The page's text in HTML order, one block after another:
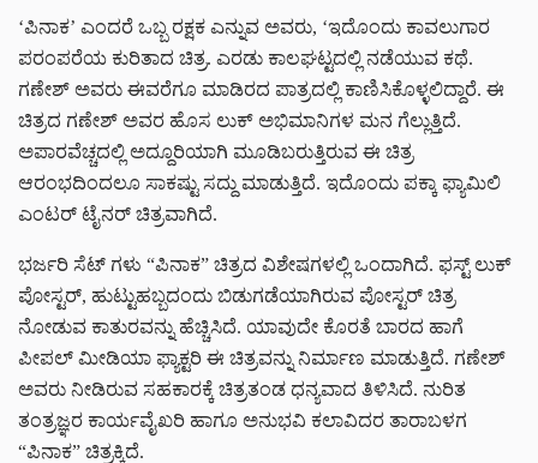
‘ಪಿನಾಕ’ ಎಂದರೆ ಒಬ್ಬ ರಕ್ಷಕ ಎನ್ನುವ ಅವರು, ‘ಇದೊಂದು ಕಾವಲುಗಾರ
ಪರಂಪರೆಯ ಕುರಿತಾದ ಚಿತ್ರ. ಎರಡು ಕಾಲಘಟ್ಟದಲ್ಲಿ ನಡೆಯುವ ಕಥೆ.
ಗಣೇಶ್ ಅವರು ಈವರೆಗೂ ಮಾಡಿರದ ಪಾತ್ರದಲ್ಲಿ ಕಾಣಿಸಿಕೊಳ್ಳಲಿದ್ದಾರೆ. ಈ
ಚಿತ್ರದ ಗಣೇಶ್ ಅವರ ಹೊಸ ಲುಕ್ ಅಭಿಮಾನಿಗಳ ಮನ ಗೆಲ್ಲುತ್ತಿದೆ.
ಅಪಾರವೆಚ್ಚದಲ್ಲಿ ಅದ್ದೂರಿಯಾಗಿ ಮೂಡಿಬರುತ್ತಿರುವ ಈ ಚಿತ್ರ
ಆರಂಭದಿಂದಲೂ ಸಾಕಷ್ಟು ಸದ್ದು ಮಾಡುತ್ತಿದೆ. ಇದೊಂದು ಪಕ್ಕಾ ಫ್ಯಾಮಿಲಿ
ಎಂಟರ್ ಟೈನರ್ ಚಿತ್ರವಾಗಿದೆ.
ಭರ್ಜರಿ ಸೆಟ್ ಗಳು “ಪಿನಾಕ” ಚಿತ್ರದ ವಿಶೇಷಗಳಲ್ಲಿ ಒಂದಾಗಿದೆ. ಫಸ್ಟ್ ಲುಕ್
ಪೋಸ್ಟರ್, ಹುಟ್ಟುಹಬ್ಬದಂದು ಬಿಡುಗಡೆಯಾಗಿರುವ ಪೋಸ್ಟರ್ ಚಿತ್ರ
ನೋಡುವ ಕಾತುರವನ್ನು ಹೆಚ್ಚಿಸಿದೆ. ಯಾವುದೇ ಕೊರತೆ ಬಾರದ ಹಾಗೆ
ಪೀಪಲ್ ಮೀಡಿಯಾ ಫ್ಯಾಕ್ಟರಿ ಈ ಚಿತ್ರವನ್ನು ನಿರ್ಮಾಣ ಮಾಡುತ್ತಿದೆ. ಗಣೇಶ್
ಅವರು ನೀಡಿರುವ ಸಹಕಾರಕ್ಕೆ ಚಿತ್ರತಂಡ ಧನ್ಯವಾದ ತಿಳಿಸಿದೆ. ನುರಿತ
ತಂತ್ರಜ್ಞರ ಕಾರ್ಯವೈಖರಿ ಹಾಗೂ ಅನುಭವಿ ಕಲಾವಿದರ ತಾರಾಬಳಗ
“ಪಿನಾಕ” ಚಿತ್ರಕ್ಕಿದೆ.